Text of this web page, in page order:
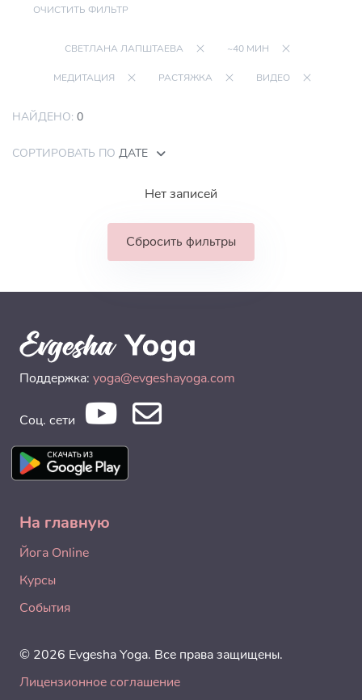
ОЧИСТИТЬ ФИЛЬТР
СВЕТЛАНА ЛАПШТАЕВА ~40 МИН
МЕДИТАЦИЯ РАСТЯЖКА ВИДЕО
НАЙДЕНО: 0
СОРТИРОВАТЬ ПО ДАТЕ
Нет записей
Сбросить фильтры
Поддержка: yoga@evgeshayoga.com
Соц. сети
На главную
Йога Online
Курсы
События
© 2026 Evgesha Yoga. Все права защищены.
Лицензионное соглашение